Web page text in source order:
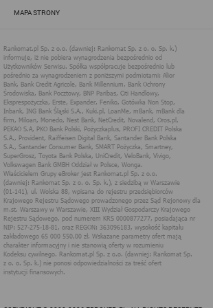
MAPA STRONY
dostosowanie usług, świadczonych w ramach
Więcej informacji na temat stosowania
serwisie dostępne jest w Polityce Cookies.
Polityka Cookies serwisów
internetowych spółki
o.o. (dawniej: Rankomat Sp.
k.)
Rankomat.pl Sp. z o.o. (dawniej: Rankomat
siedzibą w Warszawie (01-141), ul. Wolska 88,
przedsiębiorców Krajowego Rejestru
przez Sąd Rejonowy dla m.st. Warszawy
Wydział Gospodarczy Krajowego
numerem KRS 0000877277, posiadająca nr
oraz REGON: 363096183, zwana dalej
na swoich stronach internetowych technologię
Zasady wykorzystania informacji
użytkownika w ramach technologii cookies w
ze stron internetowych i Rankomat określa